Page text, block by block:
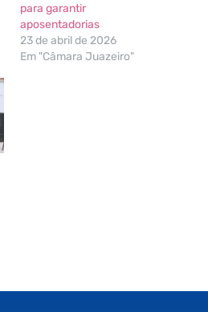
para garantir
aposentadorias
23 de abril de 2026
Em "Câmara Juazeiro"